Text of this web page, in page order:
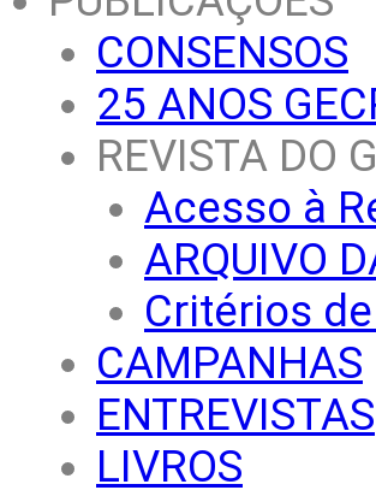
CONSENSOS
25 ANOS
REVISTA DO
Acesso à
ARQUIVO
Critérios
CAMPANHAS
ENTREVISTAS
LIVROS